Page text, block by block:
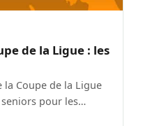
de la Ligue : les
la Coupe de la Ligue
seniors pour les…